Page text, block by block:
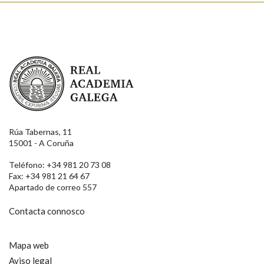
Real Academia Galega
Rúa Tabernas, 11
15001 - A Coruña
Teléfono: +34 981 20 73 08
Fax: +34 981 21 64 67
Apartado de correo 557
Contacta connosco
Mapa web
Aviso legal